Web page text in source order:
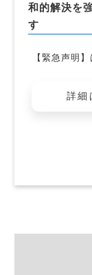
和的解決を
す
【緊急声明
詳細